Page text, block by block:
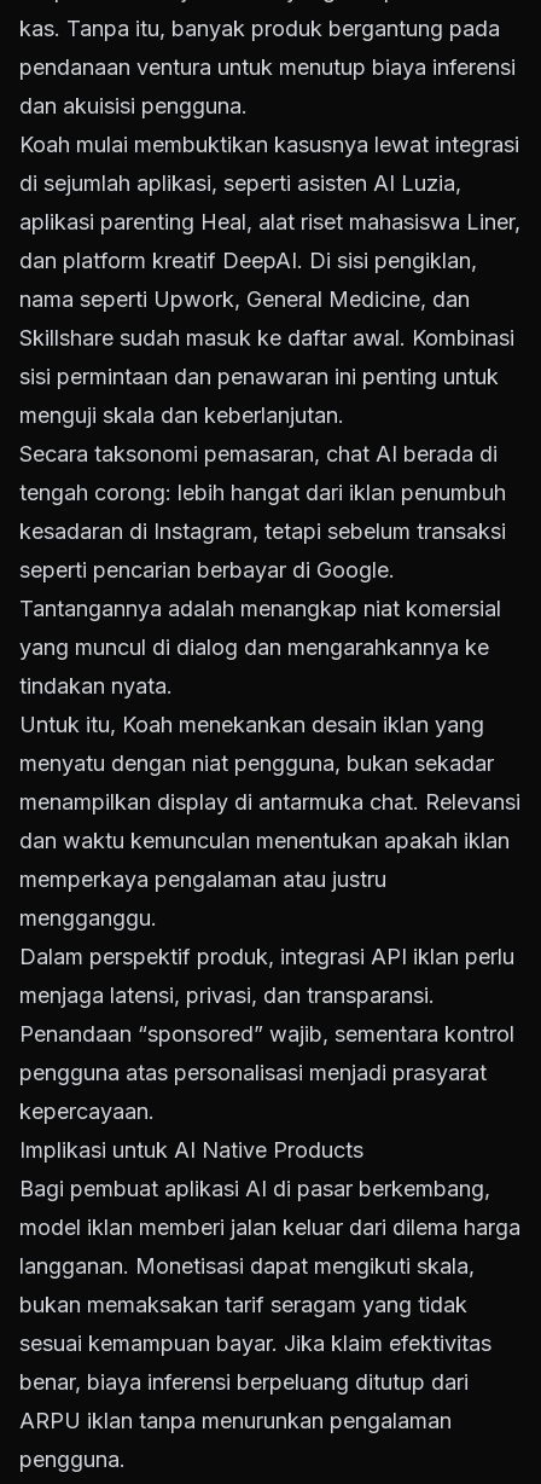
kas. Tanpa itu, banyak produk bergantung pada
pendanaan ventura untuk menutup biaya inferensi
dan akuisisi pengguna.
Koah mulai membuktikan kasusnya lewat integrasi
di sejumlah aplikasi, seperti asisten AI Luzia,
aplikasi parenting Heal, alat riset mahasiswa Liner,
dan platform kreatif DeepAI. Di sisi pengiklan,
nama seperti Upwork, General Medicine, dan
Skillshare sudah masuk ke daftar awal. Kombinasi
sisi permintaan dan penawaran ini penting untuk
menguji skala dan keberlanjutan.
Secara taksonomi pemasaran, chat AI berada di
tengah corong: lebih hangat dari iklan penumbuh
kesadaran di Instagram, tetapi sebelum transaksi
seperti pencarian berbayar di Google.
Tantangannya adalah menangkap niat komersial
yang muncul di dialog dan mengarahkannya ke
tindakan nyata.
Untuk itu, Koah menekankan desain iklan yang
menyatu dengan niat pengguna, bukan sekadar
menampilkan display di antarmuka chat. Relevansi
dan waktu kemunculan menentukan apakah iklan
memperkaya pengalaman atau justru
mengganggu.
Dalam perspektif produk, integrasi API iklan perlu
menjaga latensi, privasi, dan transparansi.
Penandaan “sponsored” wajib, sementara kontrol
pengguna atas personalisasi menjadi prasyarat
kepercayaan.
Implikasi untuk AI Native Products
Bagi pembuat aplikasi AI di pasar berkembang,
model iklan memberi jalan keluar dari dilema harga
langganan. Monetisasi dapat mengikuti skala,
bukan memaksakan tarif seragam yang tidak
sesuai kemampuan bayar. Jika klaim efektivitas
benar, biaya inferensi berpeluang ditutup dari
ARPU iklan tanpa menurunkan pengalaman
pengguna.